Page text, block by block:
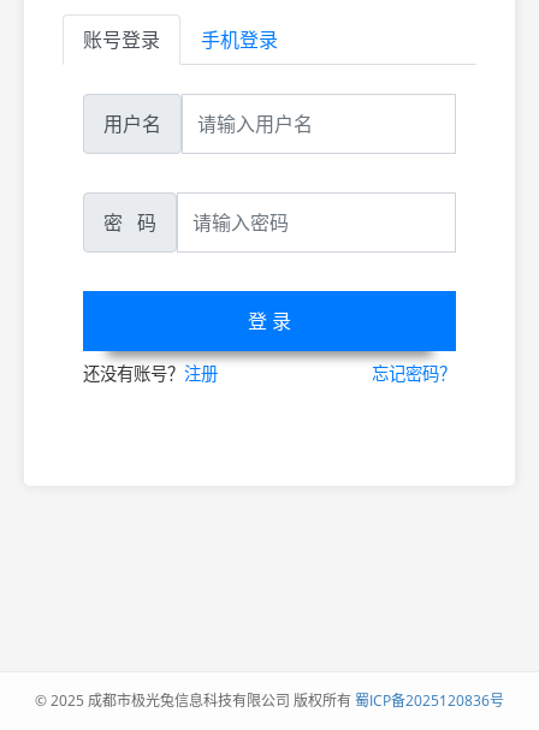
账号登录 手机登录
用户名
密 码
登 录
还没有账号？ 注册 忘记密码？
© 2025 成都市极光兔信息科技有限公司 版权所有蜀ICP备2025120836号